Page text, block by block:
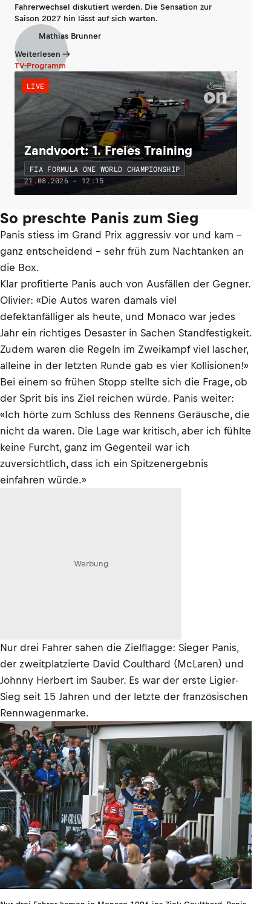
Fahrerwechsel diskutiert werden. Die Sensation zur
Saison 2027 hin lässt auf sich warten.
Mathias Brunner
Weiterlesen
TV-Programm
LIVE
Zandvoort: 1. Freies Training
FIA FORMULA ONE WORLD CHAMPIONSHIP
21.08.2026 - 12:15
So preschte Panis zum Sieg
Panis stiess im Grand Prix aggressiv vor und kam –
ganz entscheidend – sehr früh zum Nachtanken an
die Box.
Klar profitierte Panis auch von Ausfällen der Gegner.
Olivier: «Die Autos waren damals viel
defektanfälliger als heute, und Monaco war jedes
Jahr ein richtiges Desaster in Sachen Standfestigkeit.
Zudem waren die Regeln im Zweikampf viel lascher,
alleine in der letzten Runde gab es vier Kollisionen!»
Bei einem so frühen Stopp stellte sich die Frage, ob
der Sprit bis ins Ziel reichen würde. Panis weiter:
«Ich hörte zum Schluss des Rennens Geräusche, die
nicht da waren. Die Lage war kritisch, aber ich fühlte
keine Furcht, ganz im Gegenteil war ich
zuversichtlich, dass ich ein Spitzenergebnis
einfahren würde.»
Werbung
Nur drei Fahrer sahen die Zielflagge: Sieger Panis,
der zweitplatzierte David Coulthard (McLaren) und
Johnny Herbert im Sauber. Es war der erste Ligier-
Sieg seit 15 Jahren und der letzte der französischen
Rennwagenmarke.